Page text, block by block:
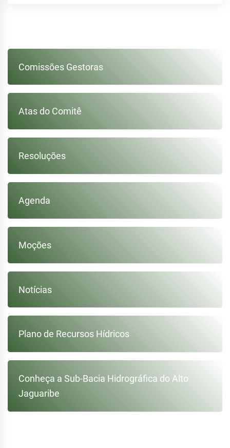
Comissões Gestoras
Atas do Comitê
Resoluções
Agenda
Moções
Notícias
Plano de Recursos Hídricos
Conheça a Sub-Bacia Hidrográfica do Alto
Jaguaribe